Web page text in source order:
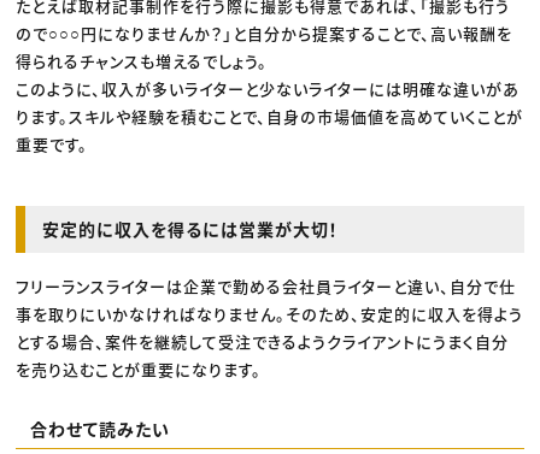
たとえば取材記事制作を行う際に撮影も得意であれば、「撮影も行う
ので○○○円になりませんか？」と自分から提案することで、高い報酬を
得られるチャンスも増えるでしょう。
このように、収入が多いライターと少ないライターには明確な違いがあ
ります。スキルや経験を積むことで、自身の市場価値を高めていくことが
重要です。
安定的に収入を得るには営業が大切！
フリーランスライターは企業で勤める会社員ライターと違い、自分で仕
事を取りにいかなければなりません。そのため、安定的に収入を得よう
とする場合、案件を継続して受注できるようクライアントにうまく自分
を売り込むことが重要になります。
合わせて読みたい